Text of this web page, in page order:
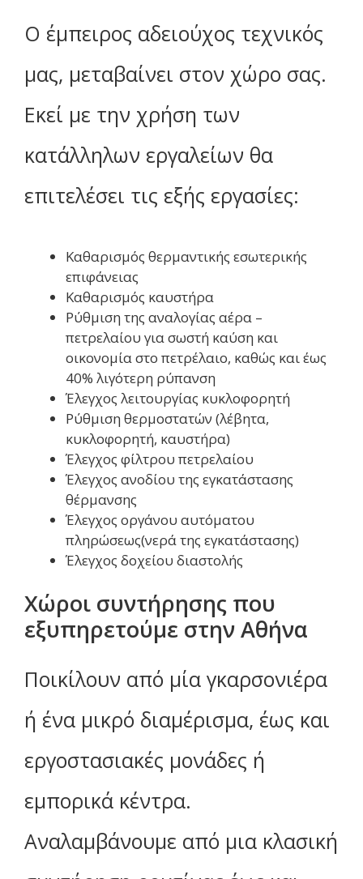
Ο έμπειρος αδειούχος τεχνικός
μας, μεταβαίνει στον χώρο σας.
Εκεί με την χρήση των
κατάλληλων εργαλείων θα
επιτελέσει τις εξής εργασίες:
Καθαρισμός θερμαντικής εσωτερικής
επιφάνειας
Καθαρισμός καυστήρα
Ρύθμιση της αναλογίας αέρα –
πετρελαίου για σωστή καύση και
οικονομία στο πετρέλαιο, καθώς και έως
40% λιγότερη ρύπανση
Έλεγχος λειτουργίας κυκλοφορητή
Ρύθμιση θερμοστατών (λέβητα,
κυκλοφορητή, καυστήρα)
Έλεγχος φίλτρου πετρελαίου
Έλεγχος ανοδίου της εγκατάστασης
θέρμανσης
Έλεγχος οργάνου αυτόματου
πληρώσεως(νερά της εγκατάστασης)
Έλεγχος δοχείου διαστολής
Χώροι συντήρησης που
εξυπηρετούμε στην Αθήνα
Ποικίλουν από μία γκαρσονιέρα
ή ένα μικρό διαμέρισμα, έως και
εργοστασιακές μονάδες ή
εμπορικά κέντρα.
Αναλαμβάνουμε από μια κλασική